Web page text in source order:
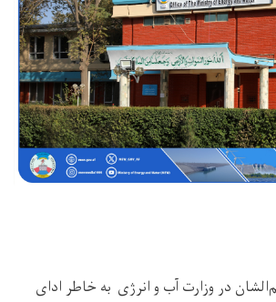
در وزارت آب و انرژی به خاطر ادای